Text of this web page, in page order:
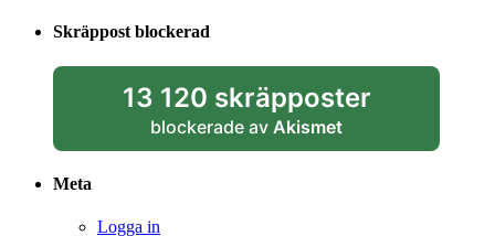
Skräppost blockerad
13 120 skräpposter
blockerade av Akismet
Meta
Logga in